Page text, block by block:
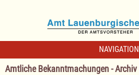
NAVIGATION
Amtliche Bekanntmachungen - Archiv